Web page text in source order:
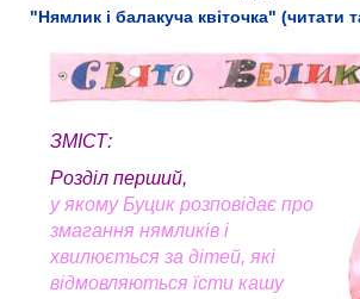
"Нямлик і балакуча квіточка" (читати
ЗМІСТ:
Розділ перший,
у якому Буцик розповідає про
змагання нямликів і
хвилюється за дітей, які
відмовляються їсти кашу